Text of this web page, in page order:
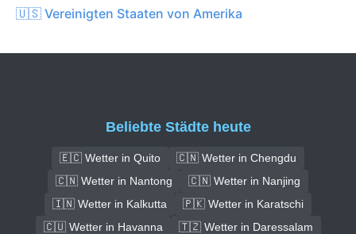
🇺🇸 Vereinigten Staaten von Amerika
Beliebte Städte heute
🇪🇨 Wetter in Quito
🇨🇳 Wetter in Chengdu
🇨🇳 Wetter in Nantong
🇨🇳 Wetter in Nanjing
🇮🇳 Wetter in Kalkutta
🇵🇰 Wetter in Karatschi
🇨🇺 Wetter in Havanna
🇹🇿 Wetter in Daressalam